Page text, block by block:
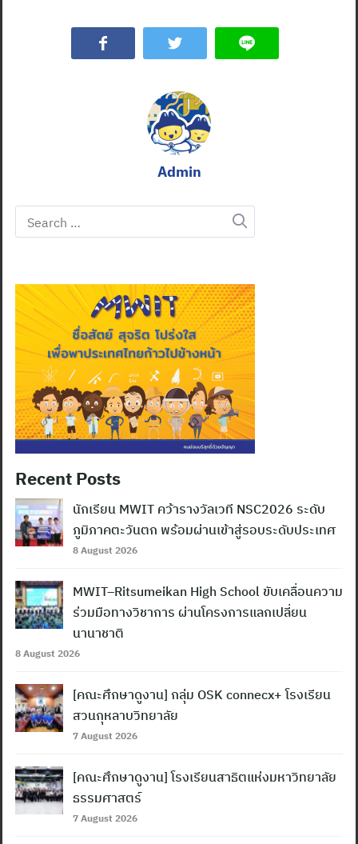
Admin
Search
for:
Recent Posts
นักเรียน MWIT คว้ารางวัลเวที NSC2026 ระดับ
ภูมิภาคตะวันตก พร้อมผ่านเข้าสู่รอบระดับประเทศ
8 August 2026
MWIT–Ritsumeikan High School ขับเคลื่อนความ
ร่วมมือทางวิชาการ ผ่านโครงการแลกเปลี่ยน
นานาชาติ
8 August 2026
[คณะศึกษาดูงาน] กลุ่ม OSK connecx+ โรงเรียน
สวนกุหลาบวิทยาลัย
7 August 2026
[คณะศึกษาดูงาน] โรงเรียนสาธิตแห่งมหาวิทยาลัย
ธรรมศาสตร์
7 August 2026